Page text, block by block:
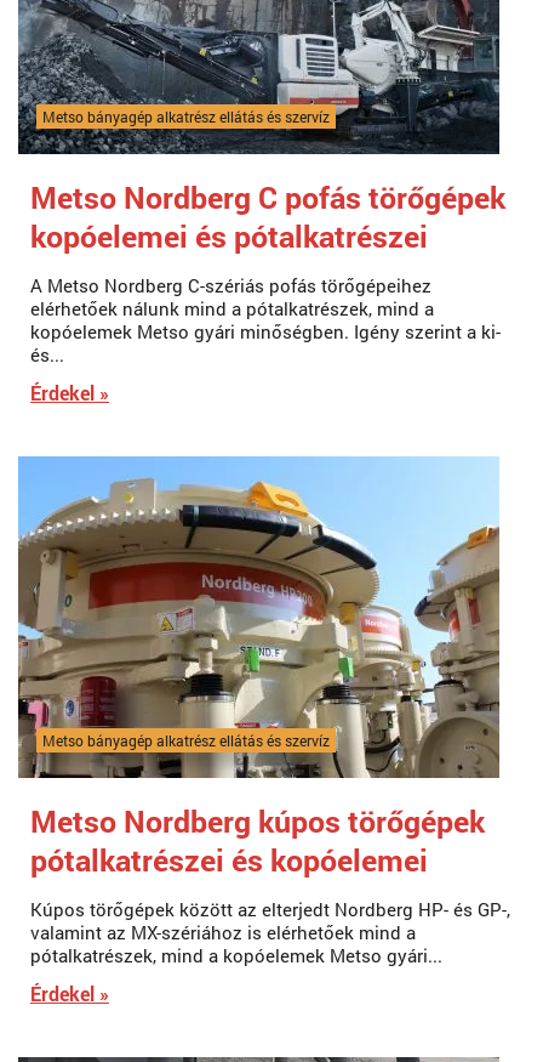
Metso bányagép alkatrész ellátás és szervíz
Metso Nordberg C pofás törőgépek
kopóelemei és pótalkatrészei
A Metso Nordberg C-szériás pofás törőgépeihez
elérhetőek nálunk mind a pótalkatrészek, mind a
kopóelemek Metso gyári minőségben. Igény szerint a ki-
és...
Érdekel »
Metso bányagép alkatrész ellátás és szervíz
Metso Nordberg kúpos törőgépek
pótalkatrészei és kopóelemei
Kúpos törőgépek között az elterjedt Nordberg HP- és GP-,
valamint az MX-szériához is elérhetőek mind a
pótalkatrészek, mind a kopóelemek Metso gyári...
Érdekel »